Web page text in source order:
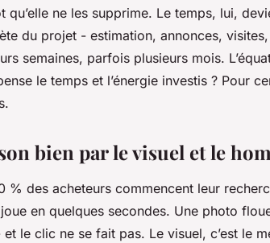
qu’elle ne les supprime. Le temps, lui,
du projet - estimation, annonces,
semaines, parfois plusieurs mois.
le temps et l’énergie investis ? Pour
bien par le visuel et le
% des acheteurs commencent leur
en quelques secondes. Une photo
le clic ne se fait pas. Le visuel, c’est le